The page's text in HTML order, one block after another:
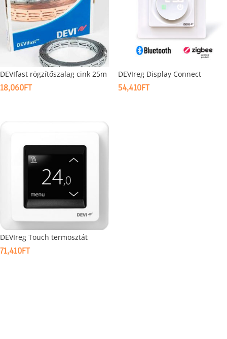
DEVIfast rögzítőszalag cink 25m
18,060FT
DEVIreg Display Connect
54,410FT
DEVIreg Touch termosztát
71,410FT